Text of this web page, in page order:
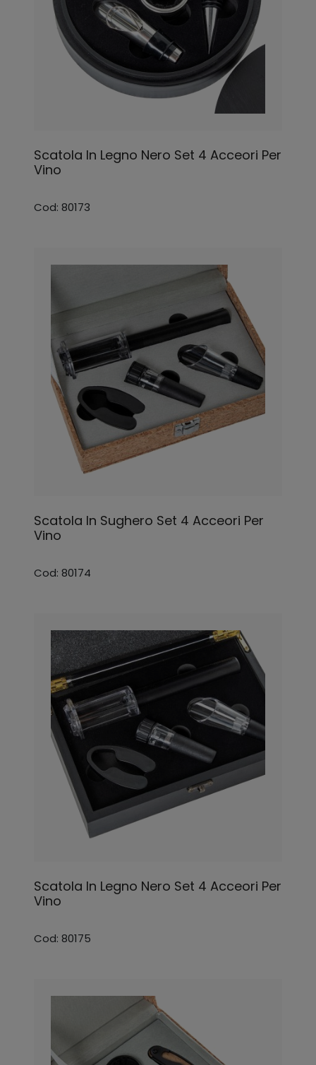
Scatola In Legno Nero Set 4 Acceori Per
Vino
Cod: 80173
Scatola In Sughero Set 4 Acceori Per
Vino
Cod: 80174
Scatola In Legno Nero Set 4 Acceori Per
Vino
Cod: 80175